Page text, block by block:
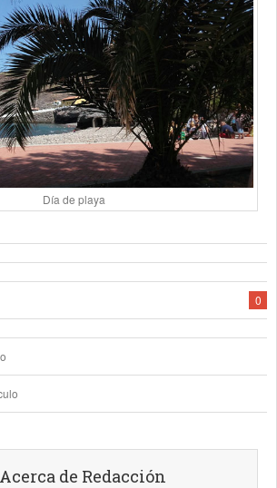
Día de playa
0
Acerca de Redacción